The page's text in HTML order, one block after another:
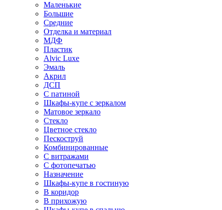
Маленькие
Большие
Средние
Отделка и материал
МДФ
Пластик
Alvic Luxe
Эмаль
Акрил
ДСП
С патиной
Шкафы-купе с зеркалом
Матовое зеркало
Стекло
Цветное стекло
Пескоструй
Комбинированные
С витражами
С фотопечатью
Назначение
Шкафы-купе в гостиную
В коридор
В прихожую